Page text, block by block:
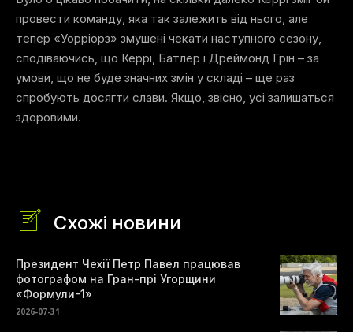
провести команду, яка так залежить від нього, але
тепер «Уорріорз» змушені чекати наступного сезону,
сподіваючись, що Керрі, Батлер і Дреймонд Грін – за
умови, що не буде значних змін у складі – ще раз
спробують досягти слави. Якщо, звісно, усі залишаться
здоровими.
Схожі новини
Президент Чехії Петр Павел працював
фотографом на Гран-прі Угорщини
«Формули-1»
2026-07-31